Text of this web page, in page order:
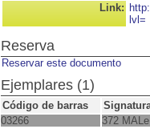
Link:
lvl=
Reserva
Reservar este documento
Ejemplares (1)
Código de barras
03266
372 MALe